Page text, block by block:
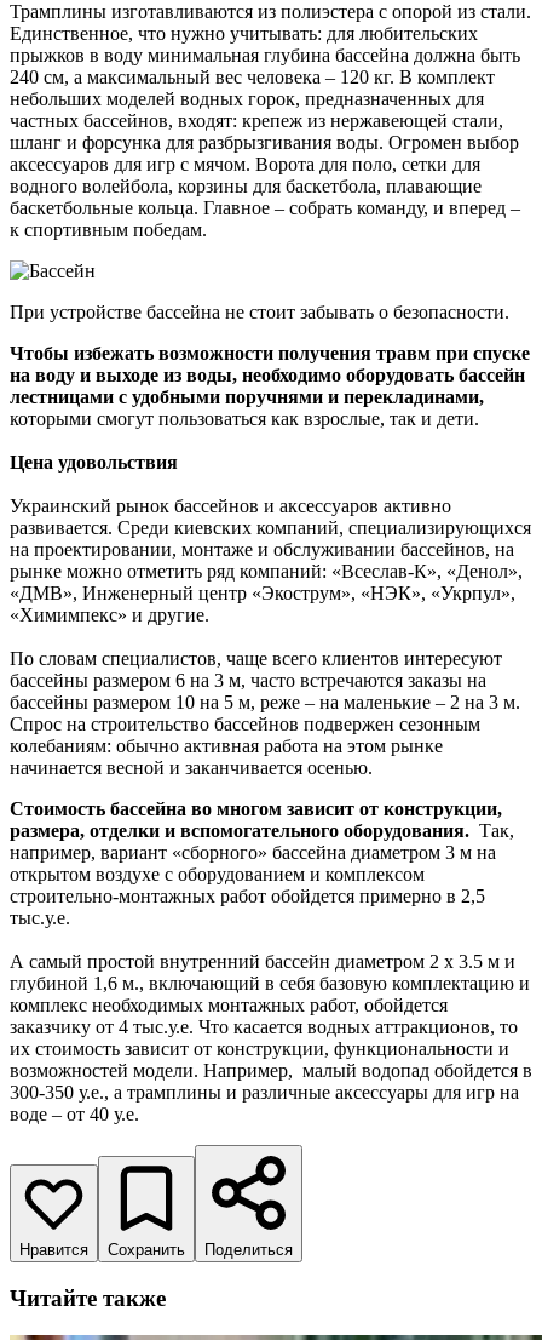
Трамплины изготавливаются из полиэстера с опорой из стали.
Единственное, что нужно учитывать: для любительских
прыжков в воду минимальная глубина бассейна должна быть
240 см, а максимальный вес человека – 120 кг. В комплект
небольших моделей водных горок, предназначенных для
частных бассейнов, входят: крепеж из нержавеющей стали,
шланг и форсунка для разбрызгивания воды. Огромен выбор
аксессуаров для игр с мячом. Ворота для поло, сетки для
водного волейбола, корзины для баскетбола, плавающие
баскетбольные кольца. Главное – собрать команду, и вперед –
к спортивным победам.
При устройстве бассейна не стоит забывать о безопасности.
Чтобы избежать возможности получения травм при спуске
на воду и выходе из воды, необходимо оборудовать бассейн
лестницами с удобными поручнями и перекладинами,
которыми смогут пользоваться как взрослые, так и дети.
Цена удовольствия
Украинский рынок бассейнов и аксессуаров активно
развивается. Среди киевских компаний, специализирующихся
на проектировании, монтаже и обслуживании бассейнов, на
рынке можно отметить ряд компаний: «Всеслав-К», «Денол»,
«ДМВ», Инженерный центр «Экострум», «НЭК», «Укрпул»,
«Химимпекс» и другие.
По словам специалистов, чаще всего клиентов интересуют
бассейны размером 6 на 3 м, часто встречаются заказы на
бассейны размером 10 на 5 м, реже – на маленькие – 2 на 3 м.
Спрос на строительство бассейнов подвержен сезонным
колебаниям: обычно активная работа на этом рынке
начинается весной и заканчивается осенью.
Стоимость бассейна во многом зависит от конструкции,
размера, отделки и вспомогательного оборудования. Так,
например, вариант «сборного» бассейна диаметром 3 м на
открытом воздухе с оборудованием и комплексом
строительно-монтажных работ обойдется примерно в 2,5
тыс.у.е.
А самый простой внутренний бассейн диаметром 2 x 3.5 м и
глубиной 1,6 м., включающий в себя базовую комплектацию и
комплекс необходимых монтажных работ, обойдется
заказчику от 4 тыс.у.е. Что касается водных аттракционов, то
их стоимость зависит от конструкции, функциональности и
возможностей модели. Например, малый водопад обойдется в
300-350 у.е., а трамплины и различные аксессуары для игр на
воде – от 40 у.е.
Нравится Сохранить Поделиться
Читайте также